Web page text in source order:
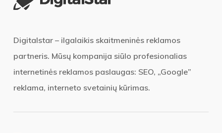
Digitalstar – ilgalaikis skaitmeninės reklamos
partneris. Mūsų kompanija siūlo profesionalias
internetinės reklamos paslaugas: SEO, „Google”
reklama, interneto svetainių kūrimas.